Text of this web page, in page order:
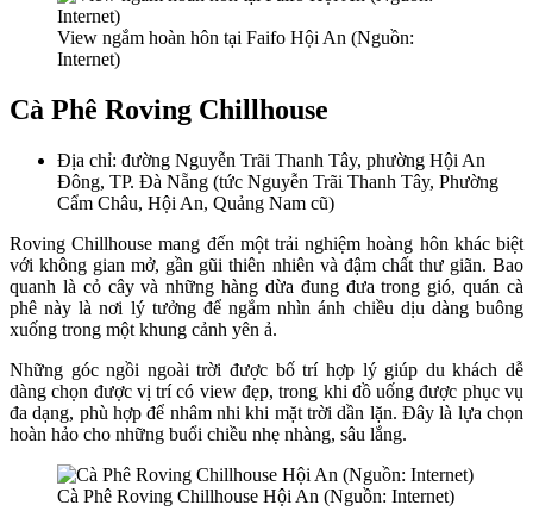
View ngắm hoàn hôn tại Faifo Hội An (Nguồn:
Internet)
Cà Phê Roving Chillhouse
Địa chỉ: đường Nguyễn Trãi Thanh Tây, phường Hội An
Đông, TP. Đà Nẵng (tức Nguyễn Trãi Thanh Tây, Phường
Cẩm Châu, Hội An, Quảng Nam cũ)
Roving Chillhouse mang đến một trải nghiệm hoàng hôn khác biệt
với không gian mở, gần gũi thiên nhiên và đậm chất thư giãn. Bao
quanh là cỏ cây và những hàng dừa đung đưa trong gió, quán cà
phê này là nơi lý tưởng để ngắm nhìn ánh chiều dịu dàng buông
xuống trong một khung cảnh yên ả.
Những góc ngồi ngoài trời được bố trí hợp lý giúp du khách dễ
dàng chọn được vị trí có view đẹp, trong khi đồ uống được phục vụ
đa dạng, phù hợp để nhâm nhi khi mặt trời dần lặn. Đây là lựa chọn
hoàn hảo cho những buổi chiều nhẹ nhàng, sâu lắng.
Cà Phê Roving Chillhouse Hội An (Nguồn: Internet)